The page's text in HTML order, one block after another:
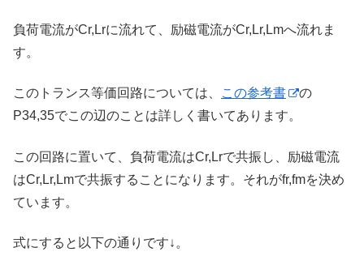
負荷電流がCr,Lrに流れて、励磁電流がCr,Lr,Lmへ流れま
す。
このトランス等価回路については、 この参考書
の
P34,35でこの辺のことは詳しく書いてあります。
この回路に置いて、負荷電流はCr,Lrで共振し、励磁電流
はCr,Lr,Lmで共振することになります。それがfr,fmを決め
ています。
式にすると以下の通りです↓。